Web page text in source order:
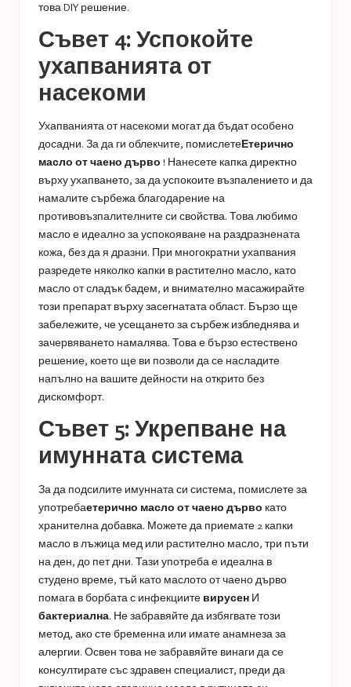
това DIY решение.
Съвет 4: Успокойте
ухапванията от
насекоми
Ухапванията от насекоми могат да бъдат особено
досадни. За да ги облекчите, помислетеЕтерично
масло от чаено дърво ! Нанесете капка директно
върху ухапването, за да успокоите възпалението и да
намалите сърбежа благодарение на
противовъзпалителните си свойства. Това любимо
масло е идеално за успокояване на раздразнената
кожа, без да я дразни. При многократни ухапвания
разредете няколко капки в растително масло, като
масло от сладък бадем, и внимателно масажирайте
този препарат върху засегнатата област. Бързо ще
забележите, че усещането за сърбеж избледнява и
зачервяването намалява. Това е бързо естествено
решение, което ще ви позволи да се насладите
напълно на вашите дейности на открито без
дискомфорт.
Съвет 5: Укрепване на
имунната система
За да подсилите имунната си система, помислете за
употребаетерично масло от чаено дърво като
хранителна добавка. Можете да приемате 2 капки
масло в лъжица мед или растително масло, три пъти
на ден, до пет дни. Тази употреба е идеална в
студено време, тъй като маслото от чаено дърво
помага в борбата с инфекциите вирусен И
бактериална. Не забравяйте да избягвате този
метод, ако сте бременна или имате анамнеза за
алергии. Освен това не забравяйте винаги да се
консултирате със здравен специалист, преди да